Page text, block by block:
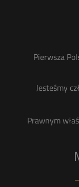
Pierwsza
Jesteśmy
Prawnym